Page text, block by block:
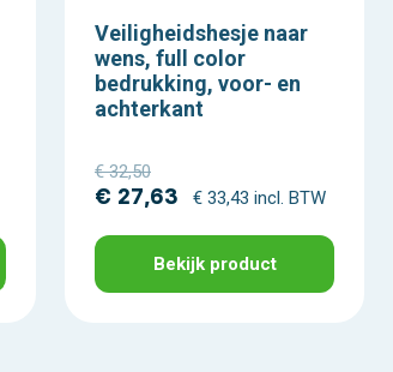
Veiligheidshesje naar
wens, full color
bedrukking, voor- en
achterkant
€ 32,50
€ 27,63 € 33,43 incl. BTW
Bekijk product